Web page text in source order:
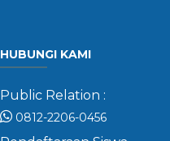
HUBUNGI KAMI
Public Relation :
0812-2206-0456